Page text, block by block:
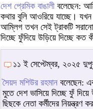
দেশ প্রেমিক বাঙালীবলেছেন:
কথার বুলি আওরিয়ে যাচ্ছে। যখন
আম্লিগ তখন সেই ট্রাকটি
দিচ্ছে ফুঁদিয়ে উড়িয়ে দিচ্ছে কত
১১ ই সেপ্টেম্বর, ২০২৫
সৈয়দ মশিউর রহমান বলেছেন:
মুতে দেশ ভাসিয়ে দিচ্ছে ফুঁ
ছিছকে নেতা কর্মীদের নিয়ন্ত্রণ